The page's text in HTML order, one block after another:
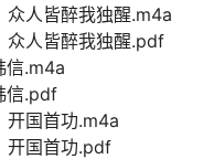
众人皆醉我独醒.m4a
众人皆醉我独醒.pdf
信.m4a
信.pdf
开国首功.m4a
开国首功.pdf